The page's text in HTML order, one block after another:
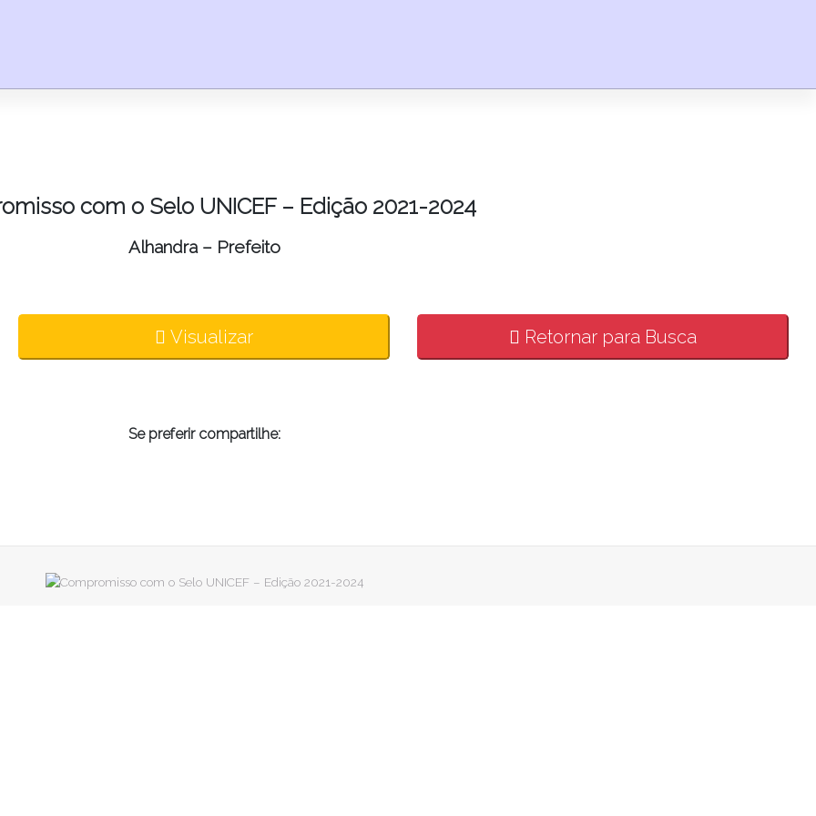
com o Selo UNICEF – Edição 2021-2024
Alhandra – Prefeito
Visualizar Retornar para Busca
Se preferir compartilhe: